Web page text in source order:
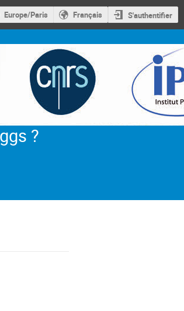
Europe/Paris Français S'authentifier
?